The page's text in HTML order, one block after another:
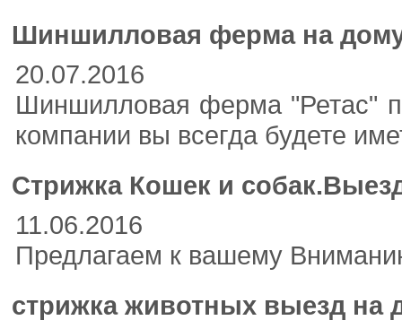
Шиншилловая ферма на
20.07.2016
Шиншилловая ферма "Ретас"
компании вы всегда будете
Стрижка Кошек и
11.06.2016
Предлагаем к вашему
стрижка животных выезд на